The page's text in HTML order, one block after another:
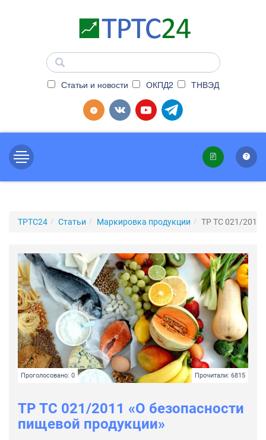
Статьи и новости ОКПД2 ТНВЭД
ТРТС24 Статьи Маркировка продукции ТР ТС 021/2011
Проголосовано: 0 Прочитали: 6815
ТР ТС 021/2011 «О безопасности
пищевой продукции»